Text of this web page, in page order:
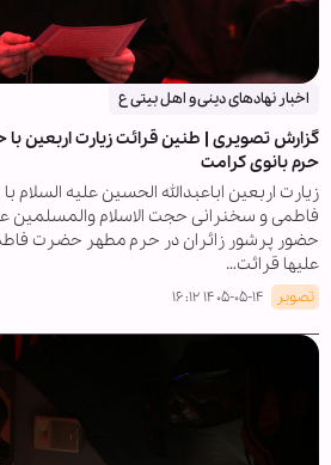
اخبار نهادهای دینی و اهل بیتی ع
گزارش تصویری | طنین قرائت زیارت اربعین با
حرم بانوی کرامت
زیارت اربعین اباعبدالله الحسین علیه
فاطمی و سخنرانی حجت الاسلام والمسلمین
حضور پرشور زائران در حرم مطهر حضرت
علیها قرائت…
تصویر ۱۴۰۵-۰۵-۱۴ ۱۶:۱۲